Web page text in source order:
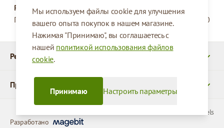
Мы используем файлы cookie для улучшения
вашего опыта покупок в нашем магазине.
Нажимая "Принимаю", вы соглашаетесь с
нашей политикой использования файлов
cookie.
Настроить параметры
Принимаю
Реквизиты
Продукты
Рабочее время
Понедельник - Пятница
09:00 - 17:00
© 2026 SIA Parcels
Разработано